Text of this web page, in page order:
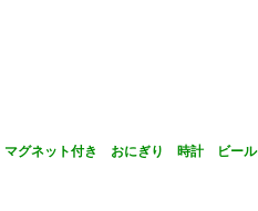
マグネット付き おにぎり 時計 ビ